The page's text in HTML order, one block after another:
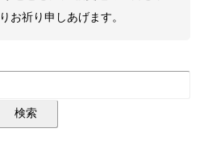
お祈り申しあげます。